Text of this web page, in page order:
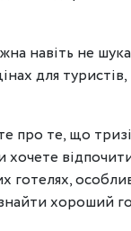
навіть не
для
про те, що
хочете
готелях,
хороший